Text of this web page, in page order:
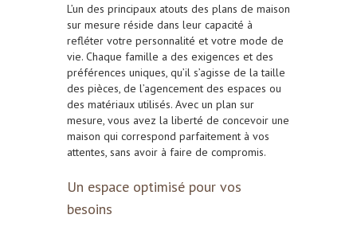
L’un des principaux atouts des plans de maison
sur mesure réside dans leur capacité à
refléter votre personnalité et votre mode de
vie. Chaque famille a des exigences et des
préférences uniques, qu’il s’agisse de la taille
des pièces, de l’agencement des espaces ou
des matériaux utilisés. Avec un plan sur
mesure, vous avez la liberté de concevoir une
maison qui correspond parfaitement à vos
attentes, sans avoir à faire de compromis.
Un espace optimisé pour vos
besoins